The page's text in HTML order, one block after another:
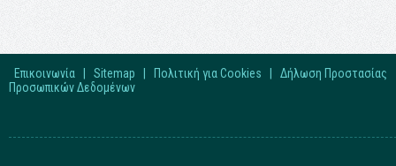
Επικοινωνία Sitemap Πολιτική για Cookies
Δήλωση Προστασίας
Προσωπικών Δεδομένων